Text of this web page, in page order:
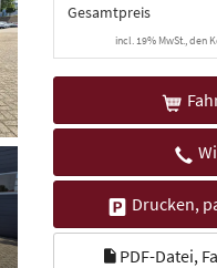
Gesamtpreis
incl. 19% MwSt., den
Drucken,
PDF-Datei,